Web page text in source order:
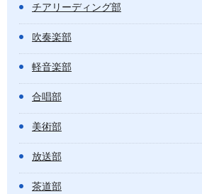
チアリーディング部
吹奏楽部
軽音楽部
合唱部
美術部
放送部
茶道部